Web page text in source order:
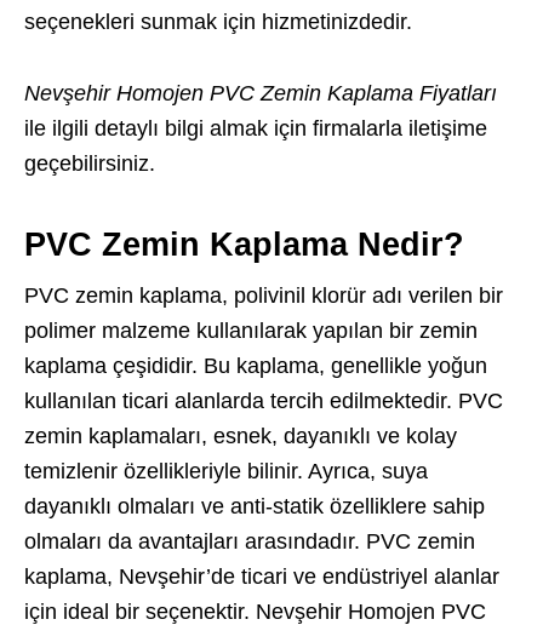
seçenekleri sunmak için hizmetinizdedir.
Nevşehir Homojen PVC Zemin Kaplama Fiyatları
ile ilgili detaylı bilgi almak için firmalarla iletişime
geçebilirsiniz.
PVC Zemin Kaplama Nedir?
PVC zemin kaplama, polivinil klorür adı verilen bir
polimer malzeme kullanılarak yapılan bir zemin
kaplama çeşididir. Bu kaplama, genellikle yoğun
kullanılan ticari alanlarda tercih edilmektedir. PVC
zemin kaplamaları, esnek, dayanıklı ve kolay
temizlenir özellikleriyle bilinir. Ayrıca, suya
dayanıklı olmaları ve anti-statik özelliklere sahip
olmaları da avantajları arasındadır. PVC zemin
kaplama, Nevşehir’de ticari ve endüstriyel alanlar
için ideal bir seçenektir. Nevşehir Homojen PVC